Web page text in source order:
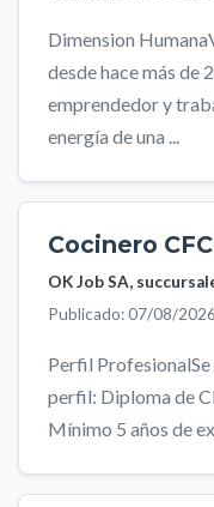
Dimension
desde hace más de
emprendedor y
energía de una ...
Cocinero
OK Job SA,
Publicado: 07/08/2026
Perfil
perfil: Diploma de
Mínimo 5 años de